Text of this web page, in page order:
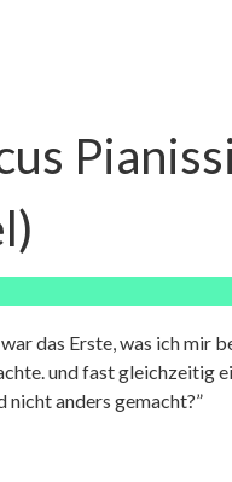
war das Erste, was ich mir
und fast gleichzeitig
nicht anders gemacht?”